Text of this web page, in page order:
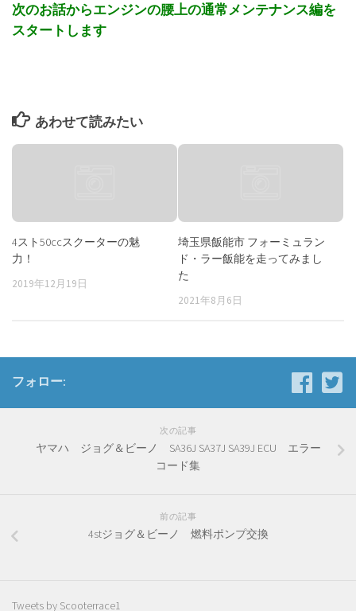
次のお話からエンジンの腰上の通常メンテナンス編を
スタートします
あわせて読みたい
4スト50ccスクーターの魅
力！
2019年12月19日
埼玉県飯能市 フォーミュラン
ド・ラー飯能を走ってみまし
た
2021年8月6日
フォロー:
次の記事
ヤマハ ジョグ＆ビーノ SA36J SA37J SA39J ECU エラー
コード集
前の記事
4stジョグ＆ビーノ 燃料ポンプ交換
Tweets by Scooterrace1